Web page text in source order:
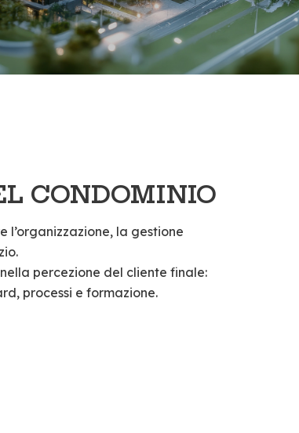
CONDOMINIO
l’organizzazione, la gestione
percezione del cliente finale:
processi e formazione.